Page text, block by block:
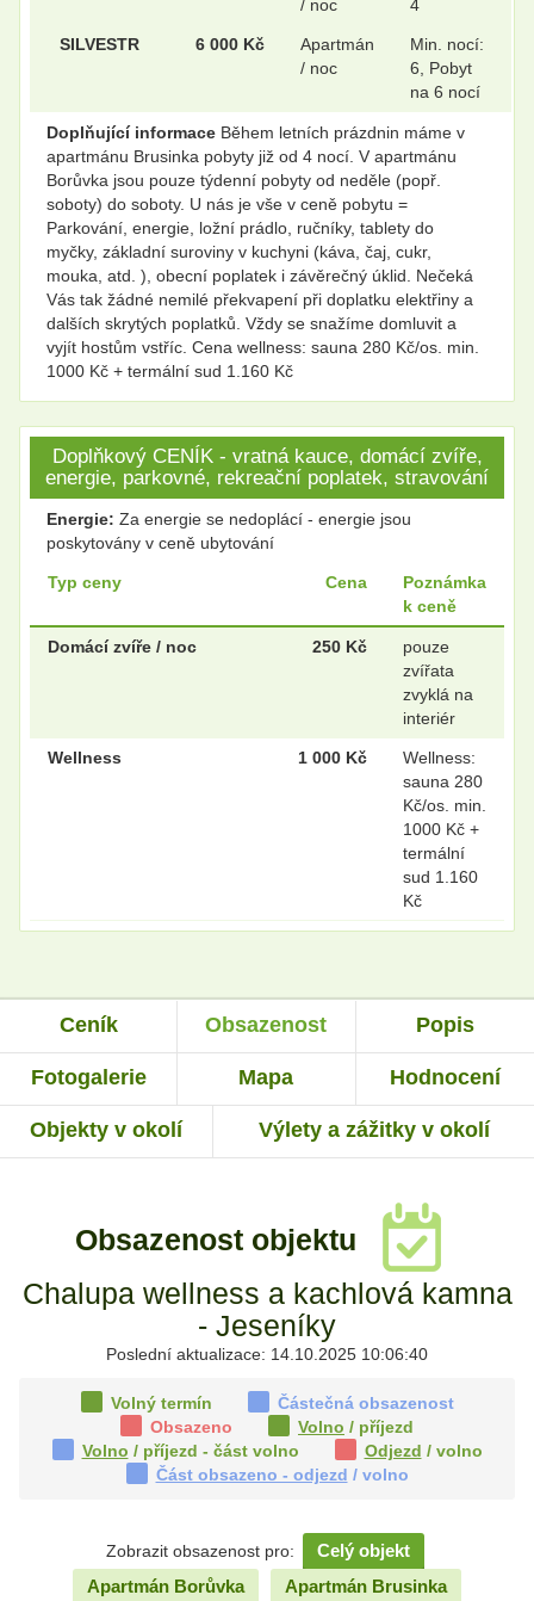
/ noc 4
SILVESTR 6 000 Kč
Apartmán
/ noc
Min. nocí:
6, Pobyt
na 6 nocí
Doplňující informace Během letních prázdnin máme v
apartmánu Brusinka pobyty již od 4 nocí. V apartmánu
Borůvka jsou pouze týdenní pobyty od neděle (popř.
soboty) do soboty. U nás je vše v ceně pobytu =
Parkování, energie, ložní prádlo, ručníky, tablety do
myčky, základní suroviny v kuchyni (káva, čaj, cukr,
mouka, atd. ), obecní poplatek i závěrečný úklid. Nečeká
Vás tak žádné nemilé překvapení při doplatku elektřiny a
dalších skrytých poplatků. Vždy se snažíme domluvit a
vyjít hostům vstříc. Cena wellness: sauna 280 Kč/os. min.
1000 Kč + termální sud 1.160 Kč
Doplňkový CENÍK - vratná kauce, domácí zvíře,
energie, parkovné, rekreační poplatek, stravování
Energie: Za energie se nedoplácí - energie jsou
poskytovány v ceně ubytování
Typ ceny Cena
Poznámka
k ceně
Domácí zvíře / noc 250 Kč
pouze
zvířata
zvyklá na
interiér
Wellness 1 000 Kč
Wellness:
sauna 280
Kč/os. min.
1000 Kč +
termální
sud 1.160
Kč
Ceník Obsazenost Popis
Fotogalerie Mapa Hodnocení
Objekty v okolí Výlety a zážitky v okolí
Obsazenost objektu
Chalupa wellness a kachlová kamna
- Jeseníky
Poslední aktualizace: 14.10.2025 10:06:40
Volný termín
Částečná obsazenost
Obsazeno
Volno / příjezd
Volno / příjezd - část volno Odjezd / volno
Část obsazeno - odjezd / volno
Zobrazit obsazenost pro:
Celý objekt
Apartmán Borůvka
Apartmán Brusinka